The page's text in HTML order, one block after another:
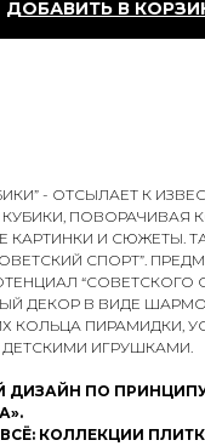
ДОБАВИТЬ В
- ОТСЫЛАЕТ К
КУБИКИ, ПОВОРАЧИВАЯ
КАРТИНКИ И СЮЖЕТЫ.
СПОРТ”.
“СОВЕТСКОГО
ДЕКОР В ВИДЕ
ПИРАМИДКИ,
ИГРУШКАМИ.
ДИЗАЙН ПО
КОЛЛЕКЦИИ